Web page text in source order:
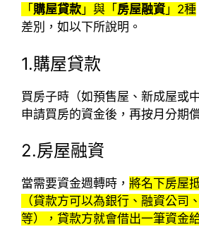
「 購屋貸款 」與「 房屋融資」2種
差別，如以下所說明。
1.購屋貸款
買房子時（如預售屋、新成屋或
申請買房的資金後，再按月分期
2.房屋融資
當需要資金週轉時， 將名下房屋
（貸款方可以為銀行、融資公司
等），貸款方就會借出一筆資金